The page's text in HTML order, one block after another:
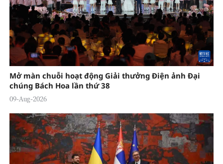
Mở màn chuỗi hoạt động Giải thưởng Điện ảnh Đại
chúng Bách Hoa lần thứ 38
09-Aug-2026